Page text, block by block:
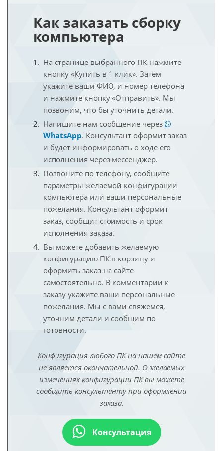
Как заказать сборку
компьютера
На странице выбранного ПК нажмите
кнопку «Купить в 1 клик». Затем
укажите ваши ФИО, и номер телефона
и нажмите кнопку «Отправить». Мы
позвоним, что бы уточнить детали.
Напишите нам сообщение через
WhatsApp. Консультант оформит заказ
и будет информировать о ходе его
исполнения через мессенджер.
Позвоните по телефону, сообщите
параметры желаемой конфигурации
компьютера или ваши персональные
пожелания. Консультант оформит
заказ, сообщит стоимость и срок
исполнения заказа.
Вы можете добавить желаемую
конфигурацию ПК в корзину и
оформить заказ на сайте
самостоятельно. В комментарии к
заказу укажите ваши персональные
пожелания. Мы с вами свяжемся,
уточним детали и сообщим по
готовности.
Конфигурация любого ПК на нашем сайте
не является окончательной. О желаемых
изменениях конфигурации ПК вы можете
сообщить консультанту при оформлении
заказа.
Консультация